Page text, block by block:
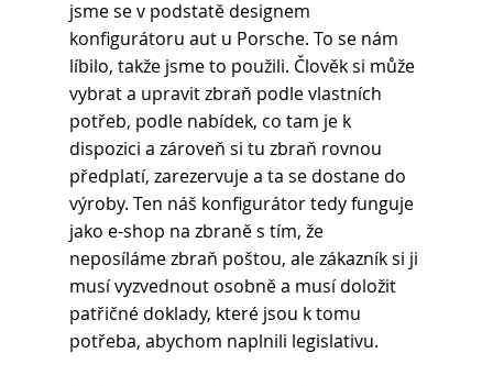
jsme se v podstatě designem
konfigurátoru aut u Porsche. To se nám
líbilo, takže jsme to použili. Člověk si může
vybrat a upravit zbraň podle vlastních
potřeb, podle nabídek, co tam je k
dispozici a zároveň si tu zbraň rovnou
předplatí, zarezervuje a ta se dostane do
výroby. Ten náš konfigurátor tedy funguje
jako e-shop na zbraně s tím, že
neposíláme zbraň poštou, ale zákazník si ji
musí vyzvednout osobně a musí doložit
patřičné doklady, které jsou k tomu
potřeba, abychom naplnili legislativu.